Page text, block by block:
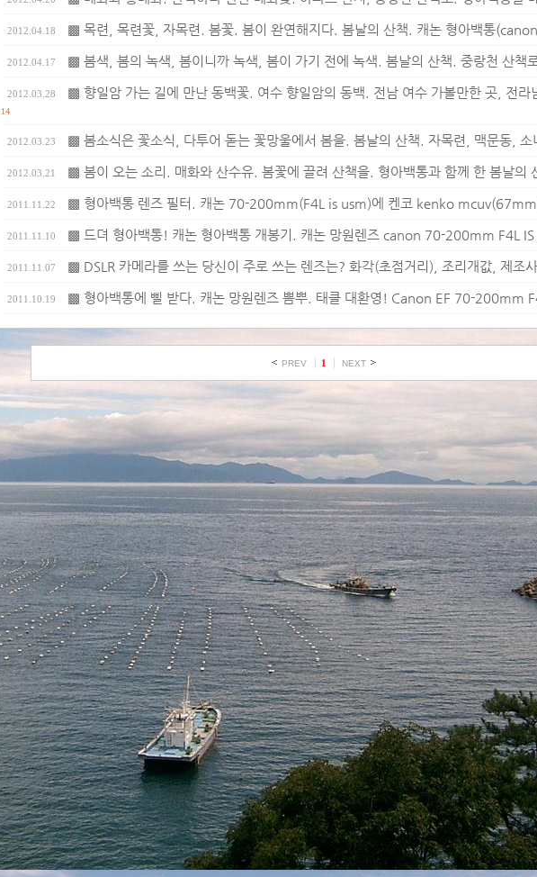
2012.04.18 ▩ 목련, 목련꽃, 자목련. 봄꽃. 봄이 완연해지다. 봄날의 산책. 캐논 형아백통
2012.04.17 ▩ 봄색, 봄의 녹색, 봄이니까 녹색, 봄이 가기 전에 녹색. 봄날의 산책. 중랑천 산책
2012.03.28 ▩ 향일암 가는 길에 만난 동백꽃. 여수 향일암의 동백. 전남 여수 가볼만한 곳, 전
14
2012.03.23 ▩ 봄소식은 꽃소식, 다투어 돋는 꽃망울에서 봄을. 봄날의 산책. 자목련, 맥문동,
2012.03.21 ▩ 봄이 오는 소리. 매화와 산수유. 봄꽃에 끌려 산책을. 형아백통과 함께 한 봄날의
2011.11.22 ▩ 형아백통 렌즈 필터. 캐논 70-200mm(F4L is usm)에 켄코 kenko
2011.11.10 ▩ 드뎌 형아백통! 캐논 형아백통 개봉기. 캐논 망원렌즈 canon 70-200mm F4L
2011.11.07 ▩ DSLR 카메라를 쓰는 당신이 주로 쓰는 렌즈는? 화각(초점거리), 조리개값, 제조
2011.10.19 ▩ 형아백통에 삘 받다. 캐논 망원렌즈 뽐뿌. 태클 대환영! Canon EF 70-200mm
PREV 1 NEXT